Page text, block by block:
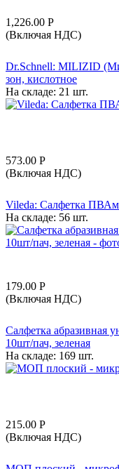
1,226.00 Р
(Включая НДС)
Dr.Schnell: MILIZID
зон, кислотное
На складе: 21 шт.
573.00 Р
(Включая НДС)
Vileda: Салфетка
На складе: 56 шт.
179.00 Р
(Включая НДС)
Салфетка абразивная
10шт/пач, зеленая
На складе: 169 шт.
215.00 Р
(Включая НДС)